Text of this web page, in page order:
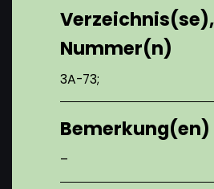
Verzeichnis(se),
Nummer(n)
3A-73;
Bemerkung(en)
–